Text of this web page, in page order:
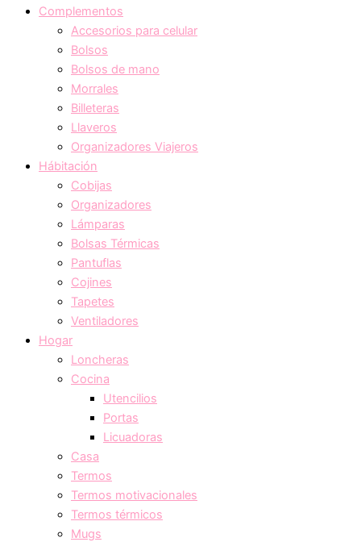
Complementos
Accesorios para celular
Bolsos
Bolsos de mano
Morrales
Billeteras
Llaveros
Organizadores Viajeros
Hábitación
Cobijas
Organizadores
Lámparas
Bolsas Térmicas
Pantuflas
Cojines
Tapetes
Ventiladores
Hogar
Loncheras
Cocina
Utencilios
Portas
Licuadoras
Casa
Termos
Termos motivacionales
Termos térmicos
Mugs